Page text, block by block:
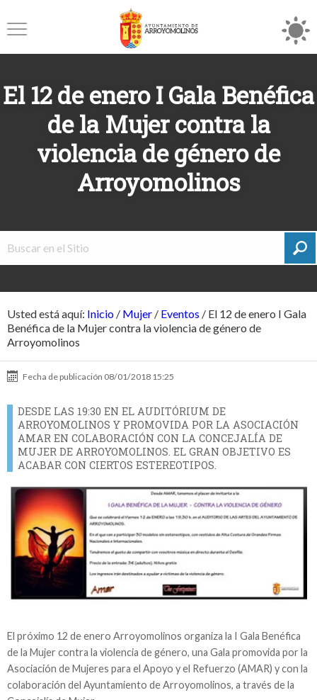
El 12 de enero I Gala Benéfica
de la Mujer contra la
violencia de género de
Arroyomolinos
Usted está aquí: Inicio / Mujer / Eventos / El 12 de enero I Gala
Benéfica de la Mujer contra la violencia de género de
Arroyomolinos
Fecha de publicación 08/01/2018 15:25
DESDE LAS 19:30 EN EL AUDITÓRIUM DE
ARROYOMOLINOS Y PROMOVIDA POR LA ASOCIACIÓN
AMAR EN COLABORACIÓN CON LA CONCEJALÍA DE
MUJER DE ARROYOMOLINOS. EL GRAN OBJETIVO ES
ACABAR CON CIERTOS ESTEREOTIPOS.
El próximo 12 de enero Arroyomolinos organiza la I Gala Benéfica
de la Mujer contra la violencia de género, una Gala promovida por la
Asociación de Mujeres para el Apoyo y el Refuerzo (AMAR) y con la
colaboración del Ayuntamiento de Arroyomolinos, a través de la